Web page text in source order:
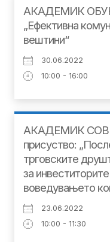
АКАДЕМИК
„Ефективна
вештини“
30.06.2022
10:00 - 16:00
АКАДЕМИК
присуство:
трговските
за
воведувањето
23.06.2022
10:00 - 11:30